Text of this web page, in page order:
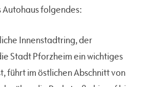
folgendes:
Innenstadtring, der
Stadt Pforzheim ein wichtiges
führt im östlichen Abschnitt von